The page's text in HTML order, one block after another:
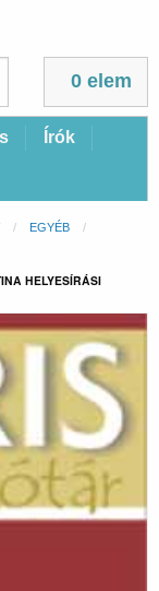
0 elem
Írók
EGYÉB
HELYESÍRÁSI